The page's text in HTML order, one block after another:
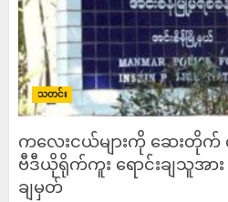
သတင်း
ကလေးငယ်များကို ဆေးတိုက်
ဗီဒီယိုရိုက်ကူး ရောင်းချသူအာ
ချမှတ်